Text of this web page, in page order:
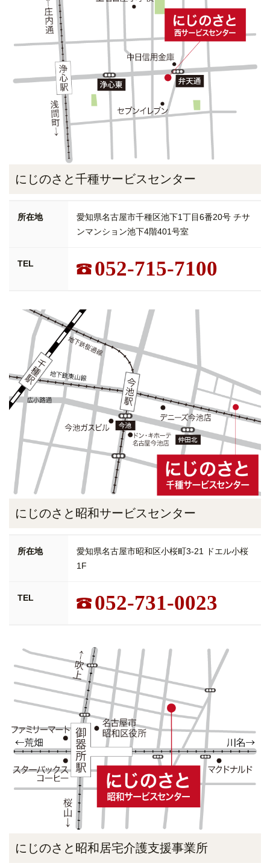
にじのさと千種サービスセンター
所在地
愛知県名古屋市千種区池下1丁目6番20号 チサ
ンマンション池下4階401号室
TEL 052-715-7100
にじのさと昭和サービスセンター
所在地
愛知県名古屋市昭和区小桜町3-21 ドエル小桜
1F
TEL 052-731-0023
にじのさと昭和居宅介護支援事業所